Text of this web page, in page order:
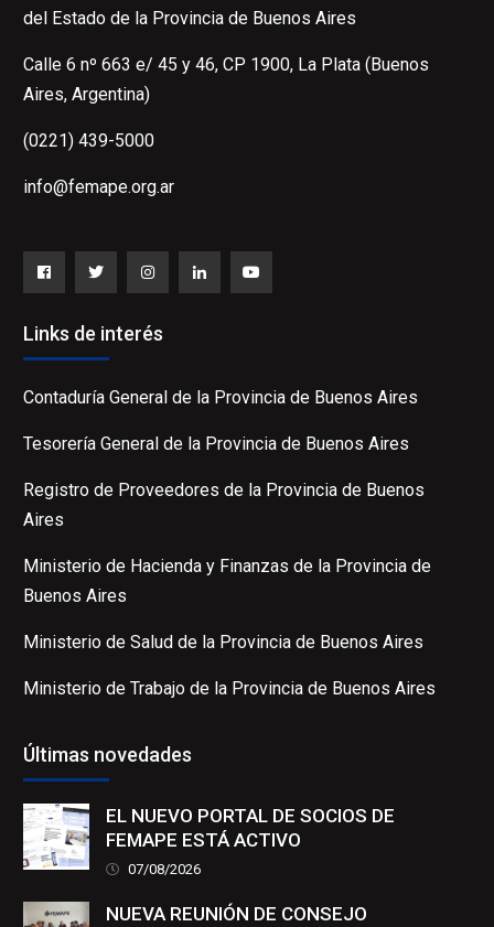
del Estado de la Provincia de Buenos Aires
Calle 6 nº 663 e/ 45 y 46, CP 1900, La Plata (Buenos
Aires, Argentina)
(0221) 439-5000
info@femape.org.ar
Links de interés
Contaduría General de la Provincia de Buenos Aires
Tesorería General de la Provincia de Buenos Aires
Registro de Proveedores de la Provincia de Buenos
Aires
Ministerio de Hacienda y Finanzas de la Provincia de
Buenos Aires
Ministerio de Salud de la Provincia de Buenos Aires
Ministerio de Trabajo de la Provincia de Buenos Aires
Últimas novedades
EL NUEVO PORTAL DE SOCIOS DE
FEMAPE ESTÁ ACTIVO
07/08/2026
NUEVA REUNIÓN DE CONSEJO